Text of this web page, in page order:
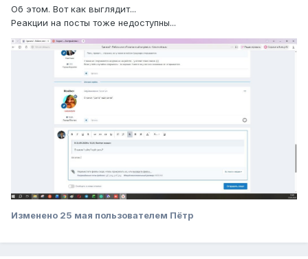
Об этом. Вот как выглядит...
Реакции на посты тоже недоступны...
Изменено 25 мая пользователем Пётр